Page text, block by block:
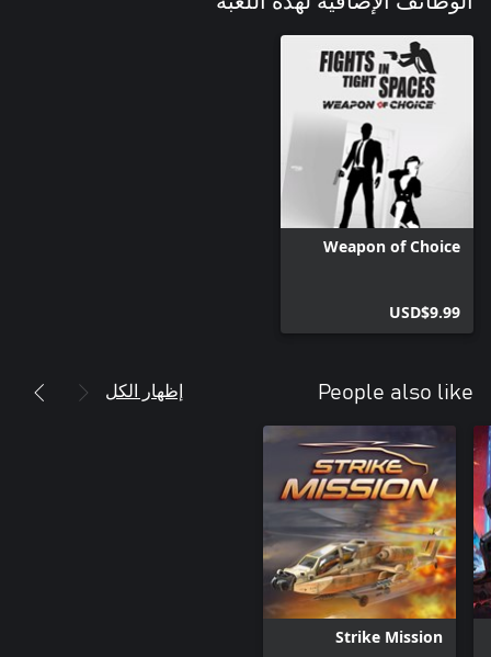
Weapon of Choice
USD$9.99
People also like إظهار الكل
Strike Mission